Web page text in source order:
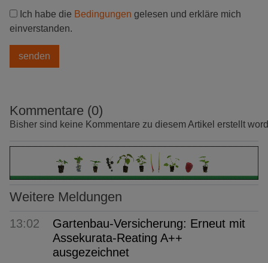
Ich habe die Bedingungen gelesen und erkläre mich
einverstanden.
Kommentare (0)
Bisher sind keine Kommentare zu diesem Artikel erstellt
Weitere Meldungen
13:02
Gartenbau-Versicherung: Erneut mit
Assekurata-Reating A++
ausgezeichnet